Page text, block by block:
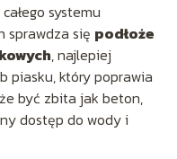
systemu
sprawdza się podłoże
, najlepiej
piasku, który poprawia
być zbita jak beton,
dostęp do wody i